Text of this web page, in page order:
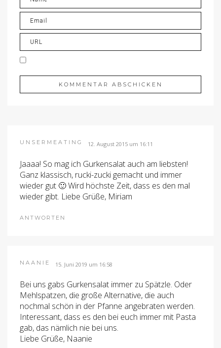
UNSERMEATING 12. August 2015 um 16:11
Jaaaa! So mag ich Gurkensalat auch am liebsten!
Ganz klassisch, rucki-zucki gemacht und immer
wieder gut 🙂 Wird höchste Zeit, dass es den mal
wieder gibt. Liebe Grüße, Miriam
ANTWORTEN
NAANIE 15. Juni 2019 um 16:58
Bei uns gabs Gurkensalat immer zu Spätzle. Oder
Mehlspatzen, die große Alternative, die auch
nochmal schön in der Pfanne angebraten werden.
Interessant, dass es den bei euch immer mit Pasta
gab, das nämlich nie bei uns.
Liebe Grüße, Naanie